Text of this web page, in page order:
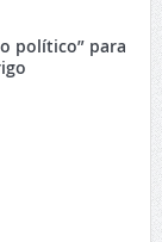
político” para